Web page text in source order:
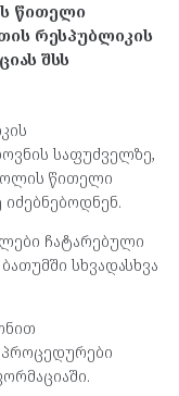
წითელი
რესპუბლიკის
შსს
საფუძველზე,
წითელი
ჩატარებული
სხვადასხვა